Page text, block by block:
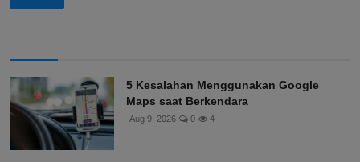
5 Kesalahan Menggunakan Google
Maps saat Berkendara
Aug 9, 2026 0 4